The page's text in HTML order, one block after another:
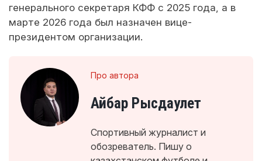
генерального секретаря КФФ с 2025 года, а в
марте 2026 года был назначен вице-
президентом организации.
Про автора
Айбар Рысдаулет
Спортивный журналист и
обозреватель. Пишу о